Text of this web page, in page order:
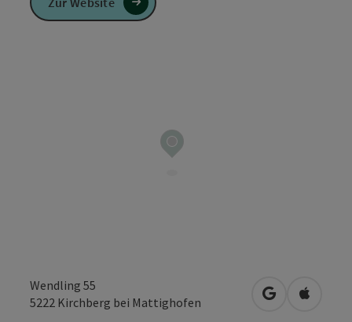
Wendling 55
5222 Kirchberg bei Mattighofen in Google
in